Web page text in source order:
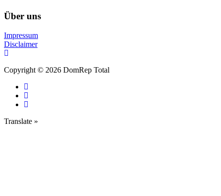
Über uns
Impressum
Disclaimer
Copyright © 2026 DomRep Total
Translate »